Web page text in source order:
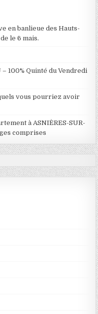
en banlieue des Hauts-
le 6 mais.
100% Quinté du Vendredi
vous pourriez avoir
à ASNIÈRES-SUR-
comprises